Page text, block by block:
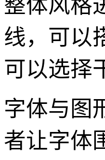
整体风格
线，可以
可以选择
字体与图
者让字体